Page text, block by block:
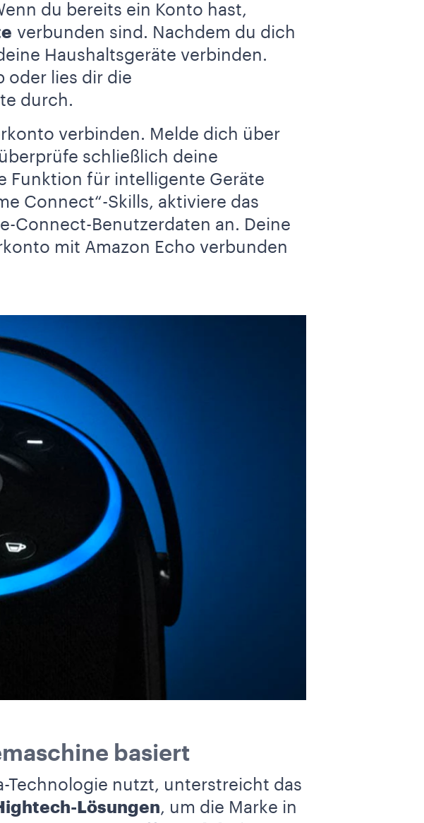
du bereits ein Konto hast,
verbunden sind. Nachdem du dich
Haushaltsgeräte verbinden.
oder lies dir die
durch.
verbinden. Melde dich über
schließlich deine
Funktion für intelligente Geräte
Connect“-Skills, aktiviere das
Connect-Benutzerdaten an. Deine
mit Amazon Echo verbunden
basiert
Technologie nutzt, unterstreicht das
Lösungen, um die Marke in